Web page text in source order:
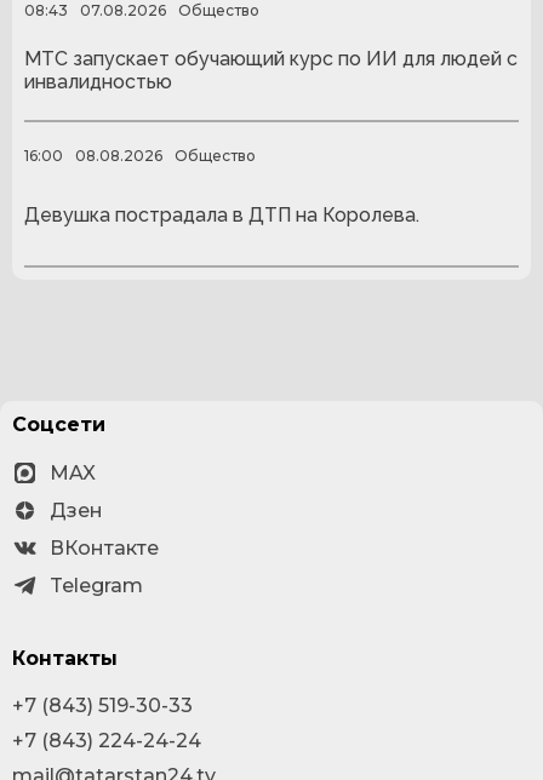
08:43 07.08.2026 Общество
МТС запускает обучающий курс по ИИ для людей с
инвалидностью
16:00 08.08.2026 Общество
Девушка пострадала в ДТП на Королева.
Соцсети
MAX
Дзен
ВКонтакте
Telegram
Контакты
+7 (843) 519-30-33
+7 (843) 224-24-24